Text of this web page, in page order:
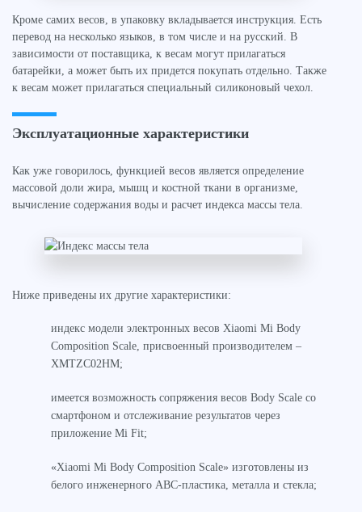
Кроме самих весов, в упаковку вкладывается инструкция. Есть
перевод на несколько языков, в том числе и на русский. В
зависимости от поставщика, к весам могут прилагаться
батарейки, а может быть их придется покупать отдельно. Также
к весам может прилагаться специальный силиконовый чехол.
Эксплуатационные характеристики
Как уже говорилось, функцией весов является определение
массовой доли жира, мышц и костной ткани в организме,
вычисление содержания воды и расчет индекса массы тела.
Ниже приведены их другие характеристики:
индекс модели электронных весов Xiaomi Mi Body
Composition Scale, присвоенный производителем –
XMTZC02HM;
имеется возможность сопряжения весов Body Scale со
смартфоном и отслеживание результатов через
приложение Mi Fit;
«Xiaomi Mi Body Composition Scale» изготовлены из
белого инженерного ABC-пластика, металла и стекла;